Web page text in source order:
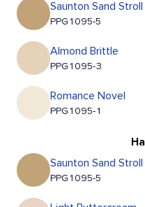
Saunton Sand Stroll
PPG1095-5
Almond Brittle
PPG1095-3
Romance Novel
PPG1095-1
Saunton Sand Stroll
PPG1095-5